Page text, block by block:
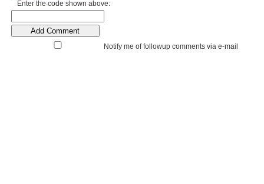
Enter the code shown above:
Notify me of followup comments via e-mail